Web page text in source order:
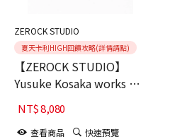
ZEROCK STUDIO
夏天卡利HIGH回饋攻略(詳情請點)
【ZEROCK STUDIO】
Yusuke Kosaka works 小
坂雄介 2025 Noia 斬風羽
銀素羽掛墜
NT$8,080
查看商品 快速預覽